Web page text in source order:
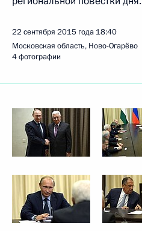
22 сентября 2015 года 18:40
Московская область, Ново-Огарёво
4 фотографии